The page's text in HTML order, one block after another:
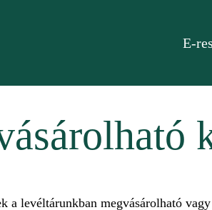
E-
a levéltárunkban megvásárolható